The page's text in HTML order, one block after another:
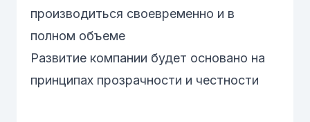
производиться своевременно и в
полном объеме
Развитие компании будет основано на
принципах прозрачности и честности